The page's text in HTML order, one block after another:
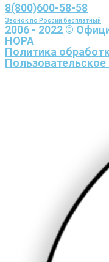
8(800)600-58-58
Звонок по России бесплатный
2006 - 2022 ©
НОРА
Политика